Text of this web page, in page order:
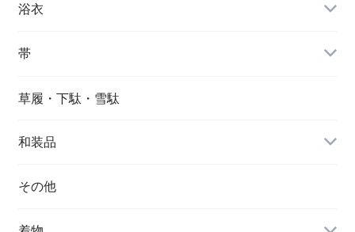
浴衣
帯
草履・下駄・雪駄
和装品
その他